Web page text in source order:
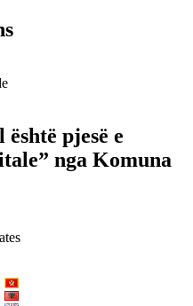
pjesë e
nga Komuna